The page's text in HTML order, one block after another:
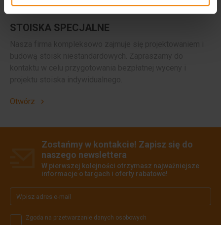
STOISKA SPECJALNE
Otwórz
Zostańmy w kontakcie! Zapisz się do
naszego newslettera
W pierwszej kolejności otrzymasz najważniejsze
informacje o targach i oferty rabatowe!
Zgoda na przetwarzanie danych osobowych